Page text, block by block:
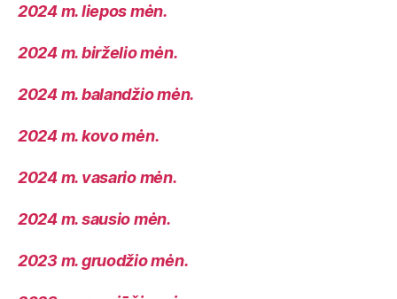
2024 m. liepos mėn.
2024 m. birželio mėn.
2024 m. balandžio mėn.
2024 m. kovo mėn.
2024 m. vasario mėn.
2024 m. sausio mėn.
2023 m. gruodžio mėn.